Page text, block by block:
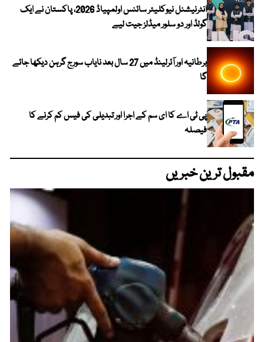
انٹرنیشنل نیوکلیئر سائنس اولمپیاڈ 2026، پاکستان نے ایک
گولڈ اور دو سلور میڈلز جیت لیے
برطانیہ اور آئرلینڈ میں 27 سال بعد نایاب سورج گرہن دیکھا جائے
گا
پی ٹی اے کا ای سم کے اجرا اور تبدیلی کی فیس کم کرنے کا
فیصلہ
مقبول ترین خبریں